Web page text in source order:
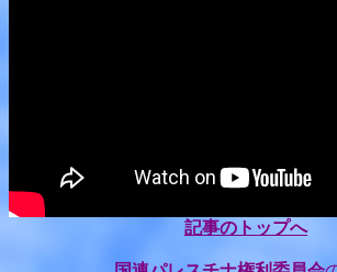
記事のトップへ